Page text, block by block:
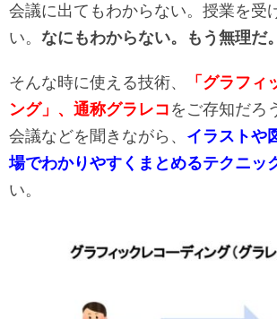
会議に出てもわからない。授業を受
い。 なにもわからない。もう無理だ。
そんな時に使える技術、
「グラフィ
ング」、通称グラレコをご存知だろ
会議などを聞きながら、 イラストや
場でわかりやすくまとめるテクニッ
い。